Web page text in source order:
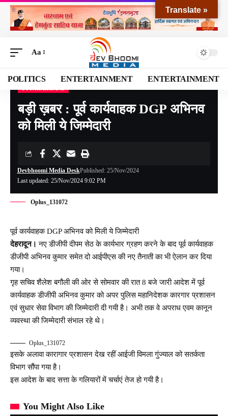
Aa
POLITICS ENTERTAINMENT ENTERTAINMENT
Devbhoomi Media Blog>NATIONAL>UTTARAKHAND> बड़ी ख़बर : पूर्व कार्यवाहक DGP अभिनव को मिली ये जिम्मेदारी
बड़ी ख़बर : पूर्व कार्यवाहक DGP अभिनव
को मिली ये जिम्मेदारी
Last updated: 25/Nov/2024 9:02 PM
Devbhoomi Media DeskPublished: 25/Nov/2024
Oplus_131072
पूर्व कार्यवाहक DGP अभिनव को मिली ये जिम्मेदारी
देहरादून। नए डीजीपी दीपम सेठ के कार्यभार ग्रहण करने के बाद पूर्व कार्यवाहक
डीजीपी अभिनव कुमार समेत दो आईपीएस की नए तैनाती का भी ऐलान कर दिया
गया।
गृह सचिव शैलेश बगौली की ओर से सोमवार की रात 8 बजे जारी आदेश में पूर्व
कार्यवाहक डीजीपी अभिनव कुमार को अपर पुलिस महानिदेशक कारगार प्रशासन
एवं सुधार सेवा विभाग की जिम्मेदारी दी गयी है। अभी तक वे अपराध एवम कानून
व्यवस्था की जिम्मेदारी संभाल रहे थे।
Oplus_131072
इसके अलावा कारागार प्रशासन देख रहीं आईजी विमला गुंज्याल को सतर्कता
विभाग सौंपा गया है।
इस आदेश के बाद सत्ता के गलियारों में चर्चाएं तेज हो गयी है।
You Might Also Like
Translate »